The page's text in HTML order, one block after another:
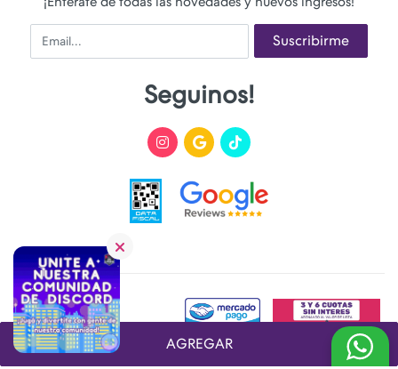
AGREGAR
Email Suscribirme
Seguinos!